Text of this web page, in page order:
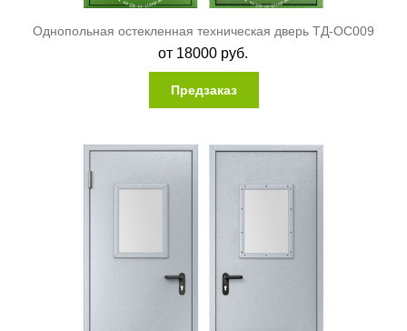
Однопольная остекленная техническая дверь ТД-ОС009
от 18000 руб.
Предзаказ